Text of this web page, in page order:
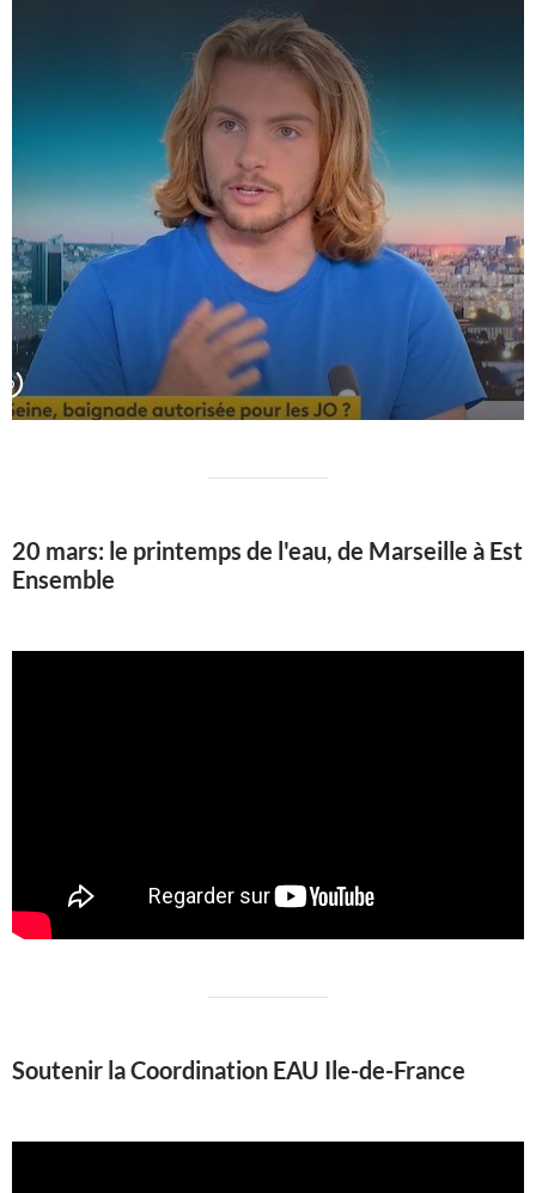
20 mars: le printemps de l'eau, de Marseille à Est
Ensemble
Soutenir la Coordination EAU Ile-de-France